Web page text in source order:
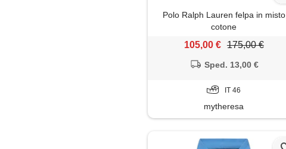
Polo Ralph Lauren felpa in misto
cotone
105,00 € 175,00 €
Sped. 13,00 €
IT 46
mytheresa